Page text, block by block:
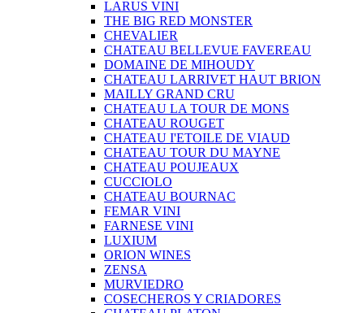
LARUS VINI
THE BIG RED MONSTER
CHEVALIER
CHATEAU BELLEVUE FAVEREAU
DOMAINE DE MIHOUDY
CHATEAU LARRIVET HAUT BRION
MAILLY GRAND CRU
CHATEAU LA TOUR DE MONS
CHATEAU ROUGET
CHATEAU I'ETOILE DE VIAUD
CHATEAU TOUR DU MAYNE
CHATEAU POUJEAUX
CUCCIOLO
CHATEAU BOURNAC
FEMAR VINI
FARNESE VINI
LUXIUM
ORION WINES
ZENSA
MURVIEDRO
COSECHEROS Y CRIADORES